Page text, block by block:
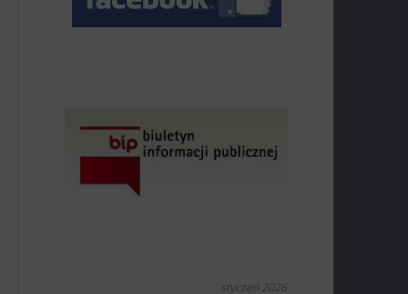
styczeń 2026